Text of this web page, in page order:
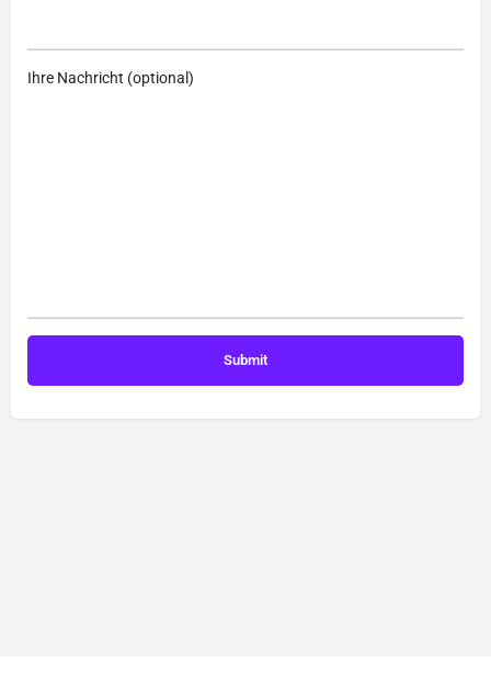
Ihre Nachricht (optional)